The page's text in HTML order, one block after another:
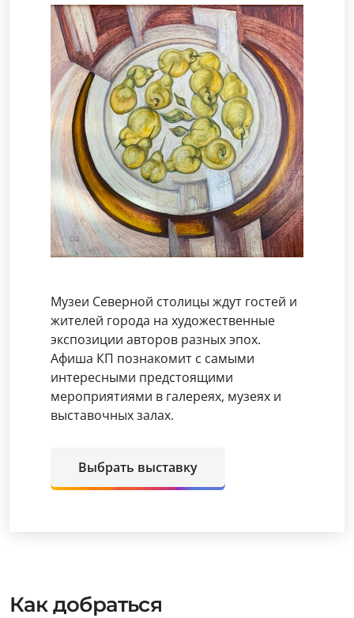
Музеи Северной столицы ждут гостей и
жителей города на художественные
экспозиции авторов разных эпох.
Афиша КП познакомит с самыми
интересными предстоящими
мероприятиями в галереях, музеях и
выставочных залах.
Выбрать выставку
Как добраться